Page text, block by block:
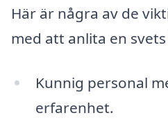
Här är några av de
med att anlita en
Kunnig personal
erfarenhet.